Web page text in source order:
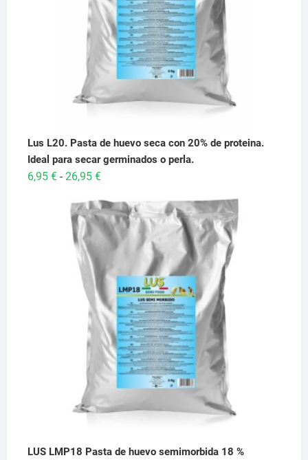
Lus L20. Pasta de huevo seca con 20% de proteina.
Ideal para secar germinados o perla.
6,95 € - 26,95 €Rango
precios:
desde
6,95 €
26,95 €
LUS LMP18 Pasta de huevo semimorbida 18 %